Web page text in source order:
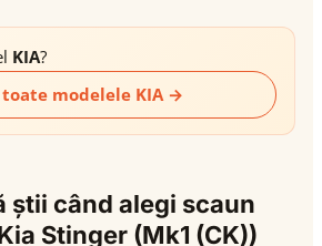
KIA?
toate modelele KIA →
știi când alegi scaun
Stinger (Mk1 (CK))